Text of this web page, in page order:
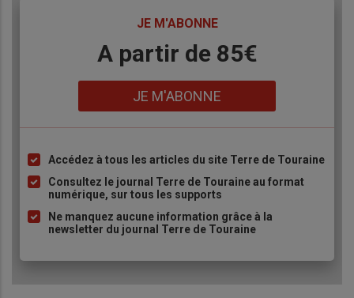
JE M'ABONNE
A partir de 85€
JE M'ABONNE
Liste
à
puce
Accédez à tous les articles du site Terre de Touraine
Consultez le journal Terre de Touraine au format
numérique, sur tous les supports
Ne manquez aucune information grâce à la
newsletter du journal Terre de Touraine